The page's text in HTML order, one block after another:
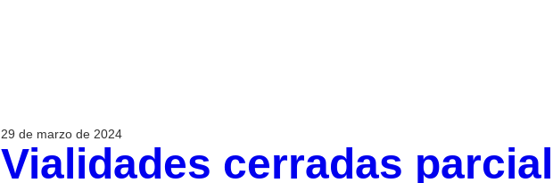
29 de marzo de 2024
Vialidades cerradas